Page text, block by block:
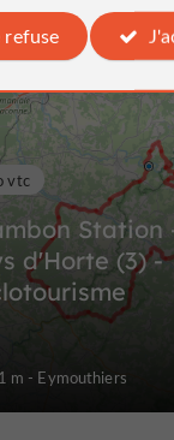
à La Rochefoucauld
Station
d'Horte (3) -
vtc
m - Eymouthiers
refuse